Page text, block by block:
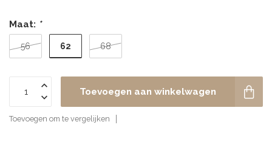
Maat: *
56 62 68
Toevoegen aan winkelwagen
Toevoegen om te vergelijken